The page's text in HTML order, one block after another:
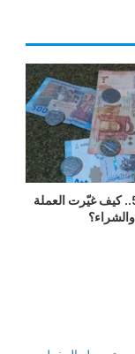
بعد اختفاء فئة الـ500.. كيف غيّرت العملة